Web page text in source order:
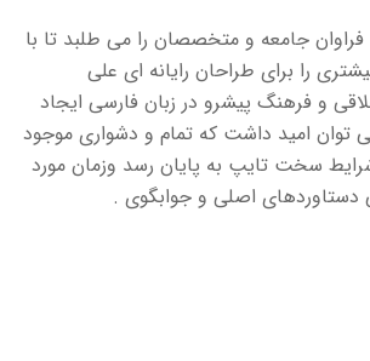
جامعه و متخصصان را می طلبد تا با
را برای طراحان رایانه ای علی
و فرهنگ پیشرو در زبان فارسی ایجاد
توان امید داشت که تمام و دشواری موجود
شرایط سخت تایپ به پایان رسد وزمان مورد
دستاوردهای اصلی و جوابگوی .